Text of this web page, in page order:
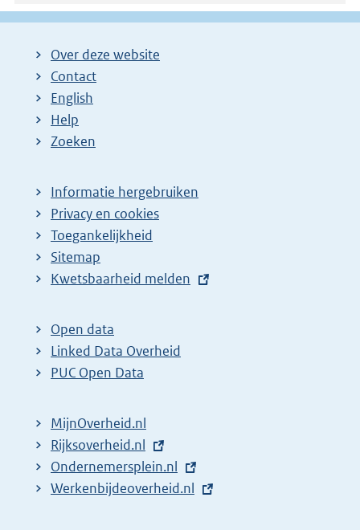
Over deze website
Contact
English
Help
Zoeken
Informatie hergebruiken
Privacy en cookies
Toegankelijkheid
Sitemap
E
t
e
r
l
i
n
k
Kwetsbaarheid melden
Open data
Linked Data Overheid
PUC Open Data
MijnOverheid.nl
E
x
t
Rijksoverheid.nl
E
x
Ondernemersplein.nl
E
Werkenbijdeoverheid.nl